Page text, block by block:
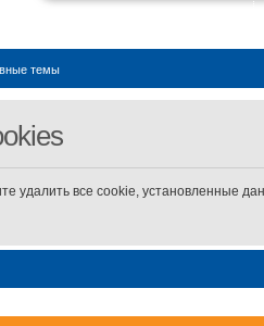
темы
удалить все cookie, установленные